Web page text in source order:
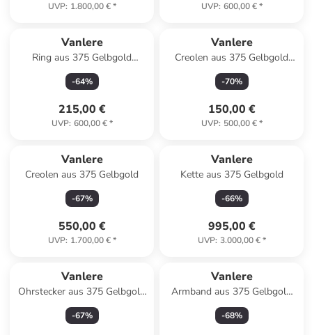
UVP: 1.800,00 €* UVP: 600,00 €*
Vanlere
Ring aus 375 Gelbgold
Infinity-Design
-64%
215,00 €
UVP: 600,00 €*
Vanlere
Creolen aus 375 Gelbgold
Herz-Design
-70%
150,00 €
UVP: 500,00 €*
Vanlere
Creolen aus 375 Gelbgold
-67%
550,00 €
UVP: 1.700,00 €*
Vanlere
Kette aus 375 Gelbgold
-66%
995,00 €
UVP: 3.000,00 €*
Vanlere
Ohrstecker aus 375 Gelbgold
mit Zirkonia
-67%
Vanlere
Armband aus 375 Gelbgold
für Kinder
-68%